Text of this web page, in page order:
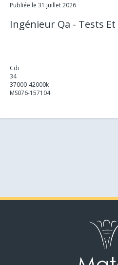
Publiée le 31 juillet 2026
Ingénieur Qa - Tests
Cdi
34
37000-42000k
MS076-157104